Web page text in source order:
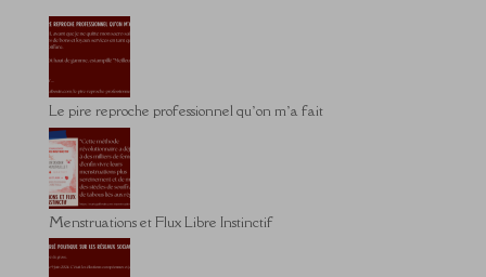
Le pire reproche professionnel qu’on m’a fait
Menstruations et Flux Libre Instinctif